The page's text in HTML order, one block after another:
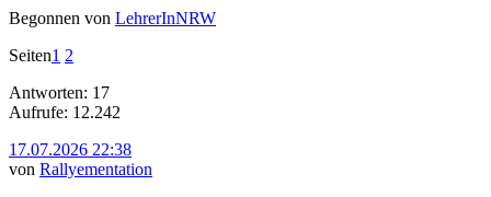
Begonnen von LehrerInNRW
Seiten1 2
Antworten: 17
Aufrufe: 12.242
17.07.2026 22:38
von Rallyementation